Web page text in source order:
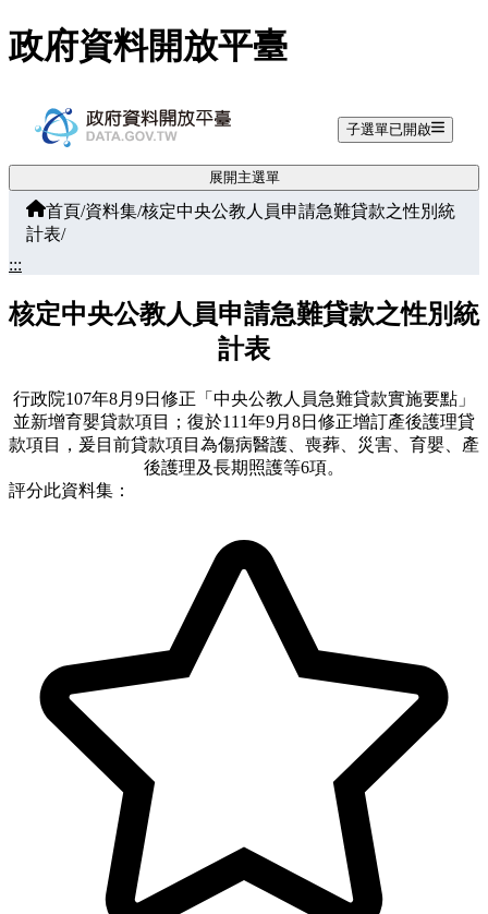
跳至主要內容
政府資料開放平臺
子選單已開啟
展開主選單
首頁/資料集/核定中央公教人員申請急難貸款之性別統
計表/
:::
核定中央公教人員申請急難貸款之性別統
計表
行政院107年8月9日修正「中央公教人員急難貸款實施要點」
並新增育嬰貸款項目；復於111年9月8日修正增訂產後護理貸
款項目，爰目前貸款項目為傷病醫護、喪葬、災害、育嬰、產
後護理及長期照護等6項。
評分此資料集：